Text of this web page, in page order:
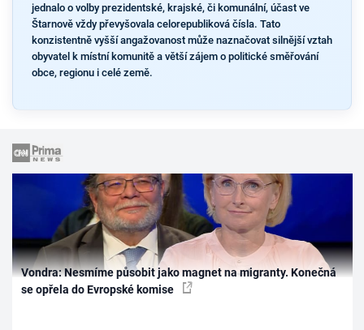
jednalo o volby prezidentské, krajské, či komunální, účast ve
Štarnově vždy převyšovala celorepubliková čísla. Tato
konzistentně vyšší angažovanost může naznačovat silnější vztah
obyvatel k místní komunitě a větší zájem o politické směřování
obce, regionu i celé země.
Vondra: Nesmíme působit jako magnet na migranty. Konečná
se opřela do Evropské komise